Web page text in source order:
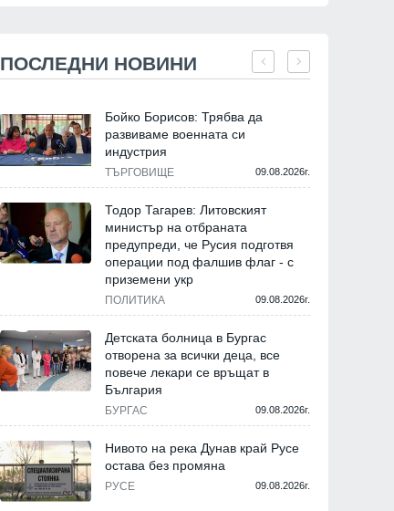
ПОСЛЕДНИ НОВИНИ
Бойко Борисов: Трябва да
развиваме военната си
индустрия
ТЪРГОВИЩЕ 09.08.2026г.
Тодор Тагарев: Литовският
министър на отбраната
предупреди, че Русия подготвя
операции под фалшив флаг - с
приземени укр
ПОЛИТИКА 09.08.2026г.
Детската болница в Бургас
отворена за всички деца, все
повече лекари се връщат в
България
БУРГАС 09.08.2026г.
Нивото на река Дунав край Русе
остава без промяна
РУСЕ 09.08.2026г.